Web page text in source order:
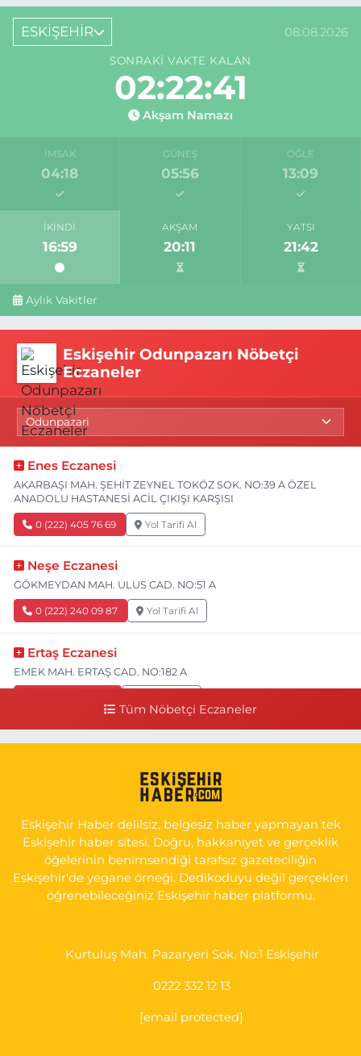
ESKİŞEHİR 08.08.2026
SONRAKI VAKTE KALAN
02:22:40
Akşam Namazı
İMSAK
04:18
GÜNEŞ
05:56
ÖĞLE
13:09
İKINDI
16:59
AKŞAM
20:11
YATSI
21:42
Aylık Vakitler
Eskişehir Odunpazarı Nöbetçi
Eczaneler
Enes Eczanesi
AKARBAŞI MAH. ŞEHİT ZEYNEL TOKÖZ SOK. NO:39 A ÖZEL
ANADOLU HASTANESİ ACİL ÇIKIŞI KARŞISI
0 (222) 405 76 69 Yol Tarifi Al
Neşe Eczanesi
GÖKMEYDAN MAH. ULUS CAD. NO:51 A
0 (222) 240 09 87 Yol Tarifi Al
Ertaş Eczanesi
EMEK MAH. ERTAŞ CAD. NO:182 A
YAN SOKAĞI POLİKLİNİK KAPISI TAM KARŞISI I
Yol Tarifi Al
Tüm Nöbetçi Eczaneler
Eskişehir Haber delilsiz, belgesiz haber yapmayan tek
Eskişehir haber sitesi. Doğru, hakkaniyet ve gerçeklik
öğelerinin benimsendiği tarafsız gazeteciliğin
Eskişehir'de yegane örneği. Dedikoduyu değil gerçekleri
öğrenebileceğiniz Eskişehir haber platformu.
Kurtuluş Mah. Pazaryeri Sok. No:1 Eskişehir
0222 332 12 13
[email protected]